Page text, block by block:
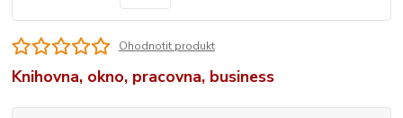
Ohodnotit produkt
Knihovna, okno, pracovna, business